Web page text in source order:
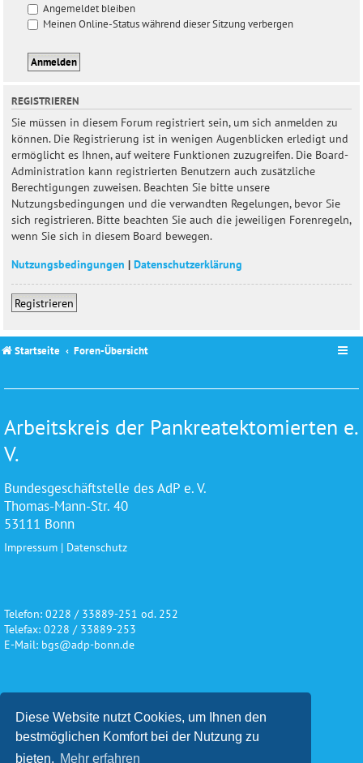
Diese Website nutzt Cookies, um Ihnen den
bestmöglichen Komfort bei der Nutzung zu
bieten. Mehr erfahren
Angemeldet bleiben
Meinen Online-Status während dieser Sitzung verbergen
REGISTRIEREN
Sie müssen in diesem Forum registriert sein, um sich anmelden zu
können. Die Registrierung ist in wenigen Augenblicken erledigt und
ermöglicht es Ihnen, auf weitere Funktionen zuzugreifen. Die Board-
Administration kann registrierten Benutzern auch zusätzliche
Berechtigungen zuweisen. Beachten Sie bitte unsere
Nutzungsbedingungen und die verwandten Regelungen, bevor Sie
sich registrieren. Bitte beachten Sie auch die jeweiligen Forenregeln,
wenn Sie sich in diesem Board bewegen.
Nutzungsbedingungen | Datenschutzerklärung
Registrieren
Startseite Foren-Übersicht
Arbeitskreis der Pankreatektomierten e.
V.
Bundesgeschäftstelle des AdP e. V.
Thomas-Mann-Str. 40
53111 Bonn
Impressum | Datenschutz
Telefon: 0228 / 33889-251 od. 252
Telefax: 0228 / 33889-253
E-Mail: bgs@adp-bonn.de
Wir danken für die freundliche
Unterstützung und Förderung